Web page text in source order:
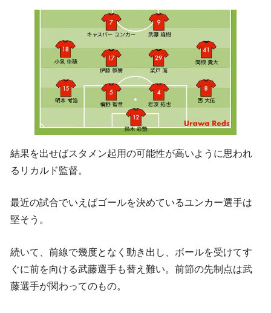
結果を出せばスタメン起用の可能性が高いように思われ
るリカルド監督。
最近の試合でいえばゴールを決めているユンカー選手は
堅そう。
続いて、前線で幾度となく動き出し、ボールを受けてす
ぐに前を向ける武藤選手も替え難い。前節の先制点は武
藤選手が関わってのもの。